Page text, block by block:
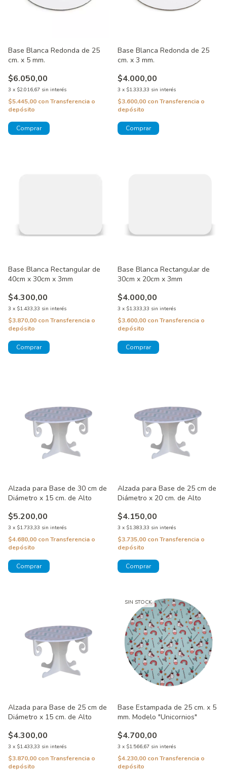
Base Blanca Redonda de 25
cm. x 5 mm.
$6.050,00
3 x $2.016,67 sin interés
$5.445,00 conTransferencia o
depósito
Base Blanca Redonda de 25
cm. x 3 mm.
$4.000,00
3 x $1.333,33 sin interés
$3.600,00 conTransferencia o
depósito
Base Blanca Rectangular de
40cm x 30cm x 3mm
$4.300,00
3 x $1.433,33 sin interés
$3.870,00 conTransferencia o
depósito
Base Blanca Rectangular de
30cm x 20cm x 3mm
$4.000,00
3 x $1.333,33 sin interés
$3.600,00 conTransferencia o
depósito
Alzada para Base de 30 cm de
Diámetro x 15 cm. de Alto
$5.200,00
3 x $1.733,33 sin interés
$4.680,00 conTransferencia o
depósito
Alzada para Base de 25 cm de
Diámetro x 20 cm. de Alto
$4.150,00
3 x $1.383,33 sin interés
$3.735,00 conTransferencia o
depósito
Alzada para Base de 25 cm de
Diámetro x 15 cm. de Alto
$4.300,00
3 x $1.433,33 sin interés
$3.870,00 conTransferencia o
depósito
SIN STOCK
Base Estampada de 25 cm. x 5
mm. Modelo "Unicornios"
$4.700,00
3 x $1.566,67 sin interés
$4.230,00 conTransferencia o
depósito